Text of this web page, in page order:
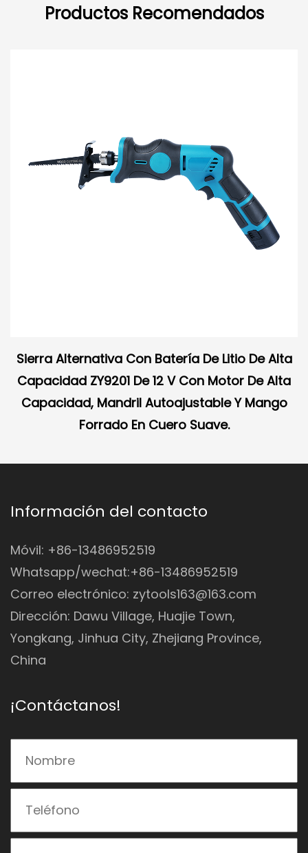
Productos Recomendados
Sierra Alternativa Con Batería De Litio De Alta
Capacidad ZY9201 De 12 V Con Motor De Alta
Capacidad, Mandril Autoajustable Y Mango
Forrado En Cuero Suave.
Información del contacto
Móvil: +86-13486952519
Whatsapp/wechat:+86-13486952519
Correo electrónico: zytools163@163.com
Dirección: Dawu Village, Huajie Town,
Yongkang, Jinhua City, Zhejiang Province,
China
¡Contáctanos!